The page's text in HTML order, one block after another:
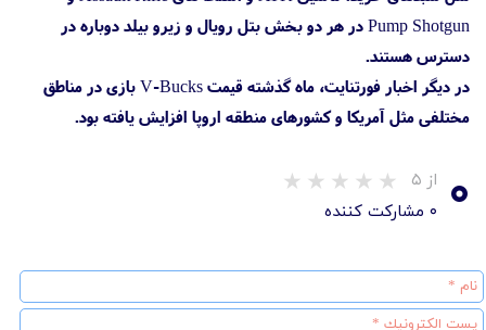
Pump Shotgun در هر دو بخش بتل رویال و زیرو بیلد دوباره در
دسترس هستند.
در دیگر اخبار فورتنایت، ماه گذشته قیمت V-Bucks بازی در مناطق
مختلفی مثل آمریکا و کشورهای منطقه اروپا افزایش یافته بود.
۰ از ۵
۰ مشارکت کننده